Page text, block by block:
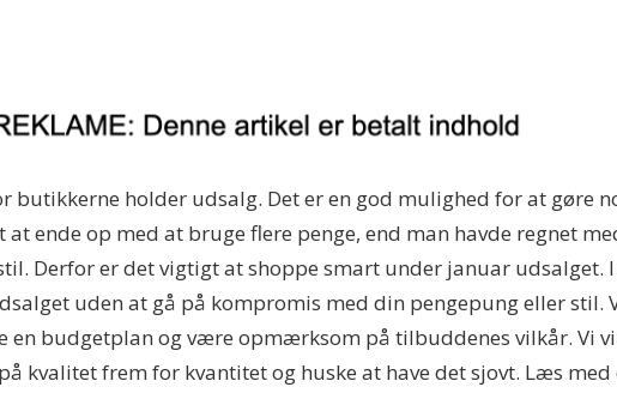
butikkerne holder udsalg. Det er en god mulighed for at gøre
ende op med at bruge flere penge, end man havde regnet
Derfor er det vigtigt at shoppe smart under januar udsalget.
uden at gå på kompromis med din pengepung eller stil.
en budgetplan og være opmærksom på tilbuddenes vilkår. Vi
kvalitet frem for kvantitet og huske at have det sjovt. Læs